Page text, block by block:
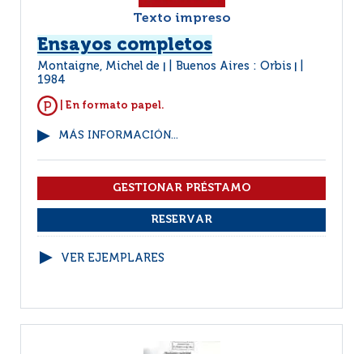
Texto impreso
Ensayos completos
Montaigne, Michel de Buenos Aires : Orbis
1984
| En formato papel.
MÁS INFORMACIÓN...
VER EJEMPLARES